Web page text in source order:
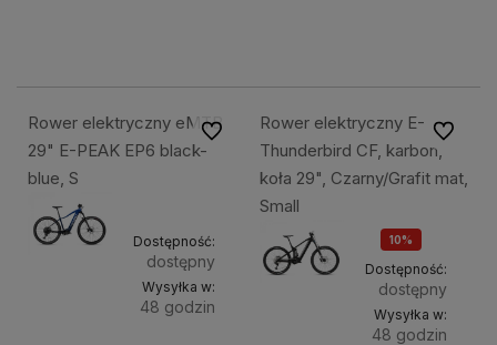
Rower elektryczny eMTB
29" E-PEAK EP6 black-
blue, S
Dostępność:
dostępny
Wysyłka w:
48 godzin
Do ulubionychRower elektryczny E-
Thunderbird CF, karbon,
koła 29", Czarny/Grafit mat,
Small
10%
OKAZJA
Dostępność:
dostępny
Wysyłka w:
48 godzin
Do